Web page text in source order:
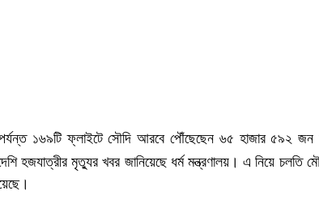
১৬৯টি ফ্লাইটে সৌদি আরবে পৌঁছেছেন ৬৫ হাজার ৫৯২ জন
হজযাত্রীর মৃত্যুর খবর জানিয়েছে ধর্ম মন্ত্রণালয়। এ নিয়ে চলতি